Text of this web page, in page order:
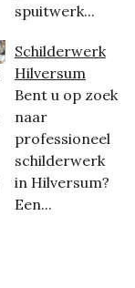
spuitwerk...
Schilderwerk
Hilversum
Bent u op zoek
naar
professioneel
schilderwerk
in Hilversum?
Een...